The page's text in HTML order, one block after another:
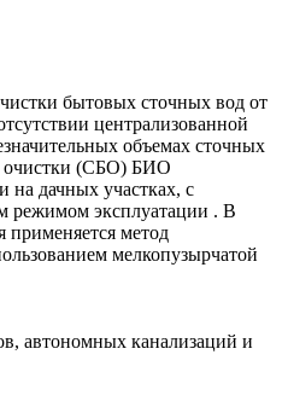
бытовых сточных вод от
централизованной
объемах сточных
очистки (СБО) БИО
на дачных участках, с
режимом эксплуатации . В
применяется метод
мелкопузырчатой
автономных канализаций и